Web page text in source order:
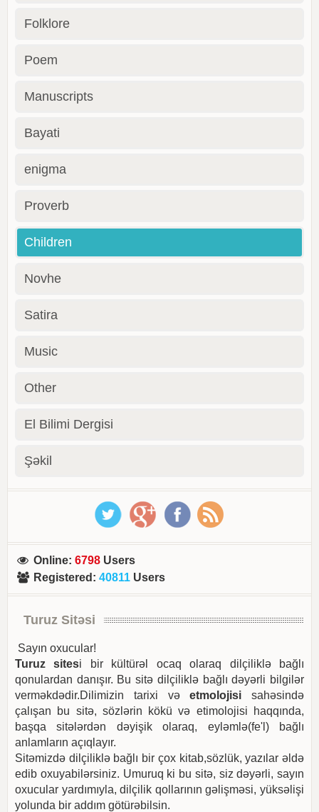
Folklore
Poem
Manuscripts
Bayati
enigma
Proverb
Children
Novhe
Satira
Music
Other
El Bilimi Dergisi
Şəkil
Online:6798 Users
Registered :40811 Users
Turuz Sitəsi
Sayın oxucular!
Turuz sitesi bir kültürəl ocaq olaraq dilçiliklə bağlı
qonulardan danışır. Bu sitə dilçiliklə bağlı dəyərli bilgilər
verməkdədir.Dilimizin tarixi vəetmolojisi sahəsində
çalışan bu sitə, sözlərin kökü və etimolojisi haqqında,
başqa sitələrdən dəyişik olaraq, eyləmlə(fe'l) bağlı
anlamların açıqlayır.
Sitəmizdə dilçiliklə bağlı bir çox kitab,sözlük, yazılar əldə
edib oxuyabilərsiniz. Umuruq ki bu sitə, siz dəyərli, sayın
oxucular yardımıyla, dilçilik qollarının gəlişməsi, yüksəlişi
yolunda bir addım götürəbilsin.